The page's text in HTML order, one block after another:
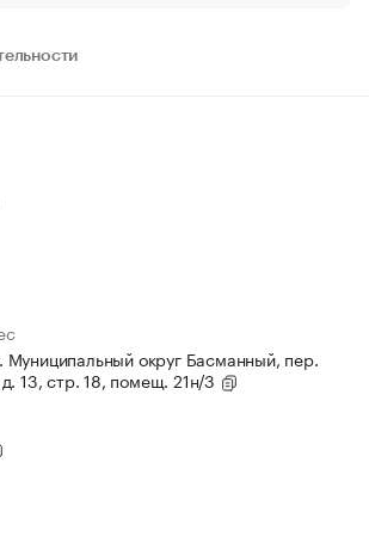
Муниципальный округ Басманный, пер.
13, стр. 18, помещ. 21н/3